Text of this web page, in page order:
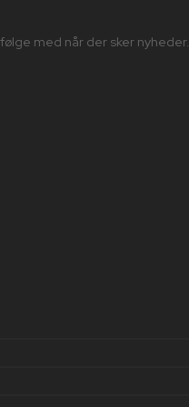
med når der sker nyheder.